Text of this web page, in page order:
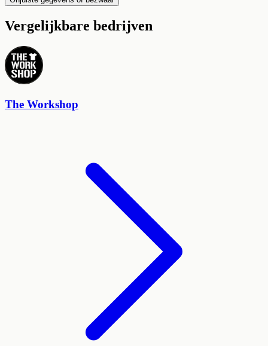
Vergelijkbare bedrijven
The Workshop